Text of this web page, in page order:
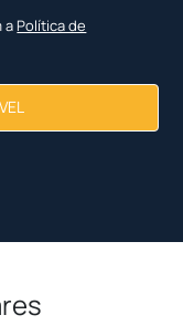
a Política de